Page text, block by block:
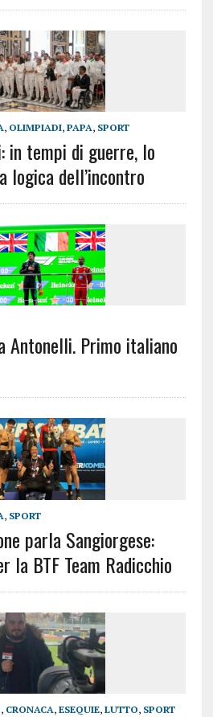
, OLIMPIADI, PAPA, SPORT
in tempi di guerre, lo
logica dell’incontro
Antonelli. Primo italiano
, SPORT
parla Sangiorgese:
la BTF Team Radicchio
, CRONACA, ESEQUIE, LUTTO, SPORT